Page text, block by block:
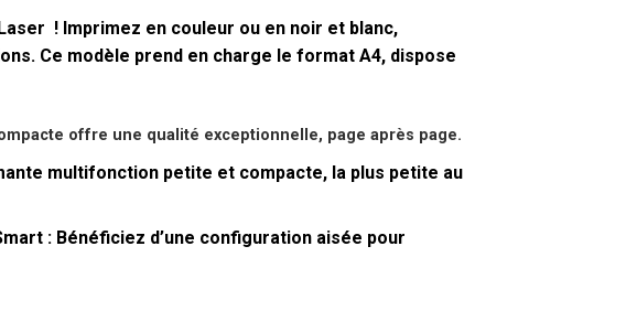
! Imprimez en couleur ou en noir et blanc,
Ce modèle prend en charge le format A4, dispose
offre une qualité exceptionnelle, page après page.
multifonction petite et compacte, la plus petite au
:Bénéficiez d’une configuration aisée pour